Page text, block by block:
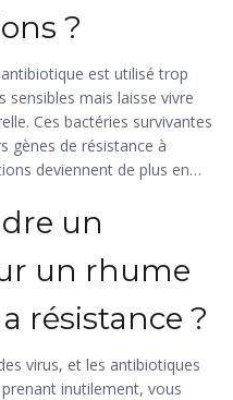
?
est utilisé trop
sensibles mais laisse vivre
Ces bactéries survivantes
gènes de résistance à
deviennent de plus en
un
un rhume
résistance ?
virus, et les antibiotiques
inutilement, vous